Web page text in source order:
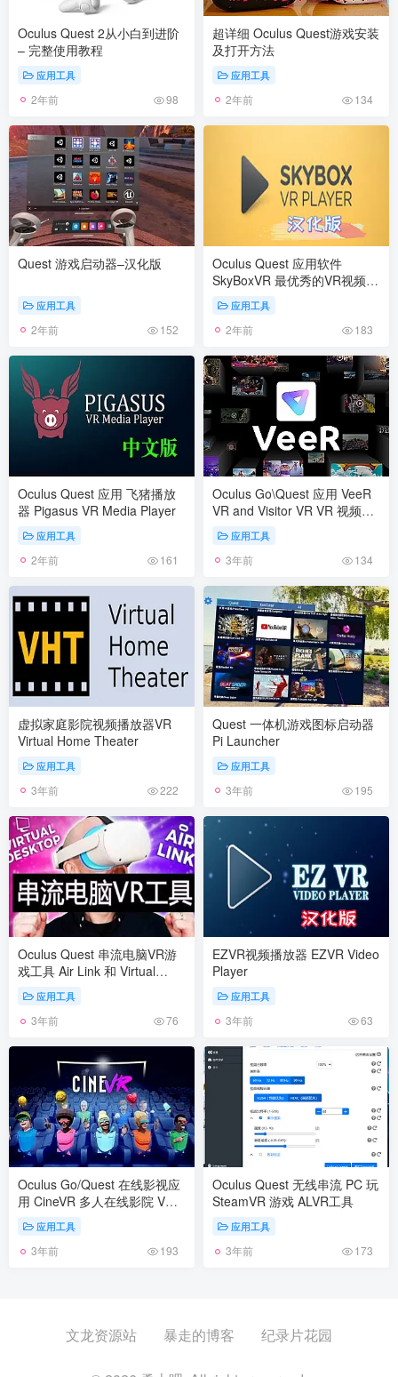
Oculus Quest 2从小白到进阶
– 完整使用教程
应用工具
2年前 98
超详细 Oculus Quest游戏安装
及打开方法
应用工具
2年前 134
Quest 游戏启动器–汉化版
应用工具
2年前 152
Oculus Quest 应用软件
SkyBoxVR 最优秀的VR视频播
放器应用工具
2年前 183
Oculus Quest 应用 飞猪播放
器 Pigasus VR Media Player
应用工具
2年前 161
Oculus Go\Quest 应用 VeeR
VR and Visitor VR VR 视频动
漫电影软件播放器
应用工具
3年前 134
虚拟家庭影院视频播放器VR
Virtual Home Theater
应用工具
3年前 222
Quest 一体机游戏图标启动器
Pi Launcher
应用工具
3年前 195
Oculus Quest 串流电脑VR游
戏工具 Air Link 和 Virtual
Desktop快捷兼容方式
应用工具
3年前 76
EZVR视频播放器 EZVR Video
Player
应用工具
3年前 63
Oculus Go/Quest 在线影视应
用 CineVR 多人在线影院 VR
电影播放器软
应用工具
3年前 193
Oculus Quest 无线串流 PC 玩
SteamVR 游戏 ALVR工具
应用工具
3年前 173
文龙资源站 暴走的博客 纪录片花园